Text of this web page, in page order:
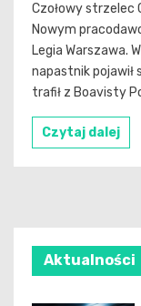
Czołowy strzelec
Nowym
Legia Warszawa.
napastnik pojawił
trafił z Boavisty
Czytaj dalej
Aktualności